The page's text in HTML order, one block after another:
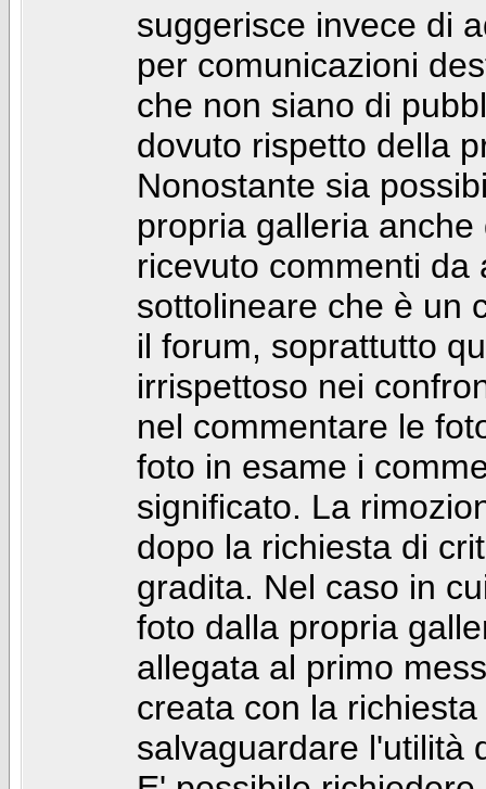
suggerisce invece di
per comunicazioni
che non siano di
dovuto rispetto della
Nonostante sia
propria galleria
ricevuto commenti da
sottolineare che è un
il forum, soprattutto
irrispettoso nei
nel commentare le
foto in esame i
significato. La
dopo la richiesta di
gradita. Nel caso in
foto dalla propria
allegata al primo
creata con la
salvaguardare l'utilità